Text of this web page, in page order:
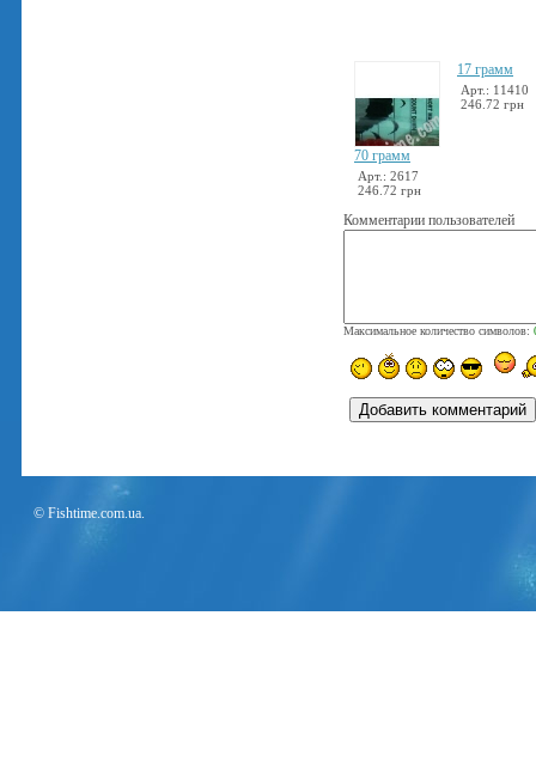
70 грамм
Арт.: 2617
246.72 грн
17 грамм
Арт.: 11410
246.72 грн
Комментарии пользователей
Максимальное количество символов:
© Fishtime.com.ua.